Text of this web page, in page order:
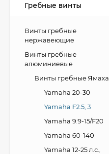
Гребные винты
Винты гребные
нержавеющие
Винты гребные
алюминиевые
Винты гребные Ямаха
Yamaha 20-30
Yamaha F2.5, 3
Yamaha 9.9-15/F20
Yamaha 60-140
Yamaha 12-25 л.с.,